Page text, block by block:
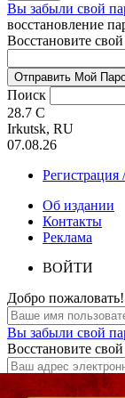
Вы забыли свой
восстановление
Восстановите
Поиск
28.7 C
Irkutsk, RU
07.08.26
Регистрация
Об издании
Контакты
Реклама
ВОЙТИ
Добро
Вы забыли свой
Восстановите
Кто есть кто в